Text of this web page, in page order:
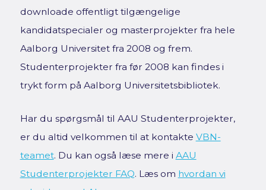
downloade offentligt tilgængelige
kandidatspecialer og masterprojekter fra hele
Aalborg Universitet fra 2008 og frem.
Studenterprojekter fra før 2008 kan findes i
trykt form på Aalborg Universitetsbibliotek.
Har du spørgsmål til AAU Studenterprojekter,
er du altid velkommen til at kontakte VBN-
teamet. Du kan også læse mere i AAU
Studenterprojekter FAQ. Læs om hvordan vi